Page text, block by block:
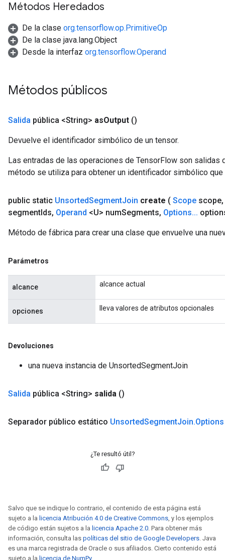
Métodos Heredados
De la clase org.tensorflow.op.PrimitiveOp
De la clase java.lang.Object
Desde la interfaz org.tensorflow.Operand
Métodos públicos
Salida pública <String> asOutput ()
Devuelve el identificador simbólico de un tensor.
Las entradas de las operaciones de TensorFlow son salidas
método se utiliza para obtener un identificador simbólico
public static UnsortedSegmentJoin create ( Scope scope,
segmentIds, Operand <U> numSegments, Options...
Método de fábrica para crear una clase que envuelve una
Parámetros
alcance alcance actual
opciones lleva valores de atributos opcionales
Devoluciones
una nueva instancia de UnsortedSegmentJoin
Salida pública <String> salida ()
Separador público estático UnsortedSegmentJoin.Options
¿Te resultó útil?
Salvo que se indique lo contrario, el contenido de esta página está
sujeto a la licencia Atribución 4.0 de Creative Commons, y los ejemplos
de código están sujetos a la licencia Apache 2.0. Para obtener más
información, consulta las políticas del sitio de Google Developers. Java
es una marca registrada de Oracle o sus afiliados. Cierto contenido está
sujeto a la licencia de NumPy.